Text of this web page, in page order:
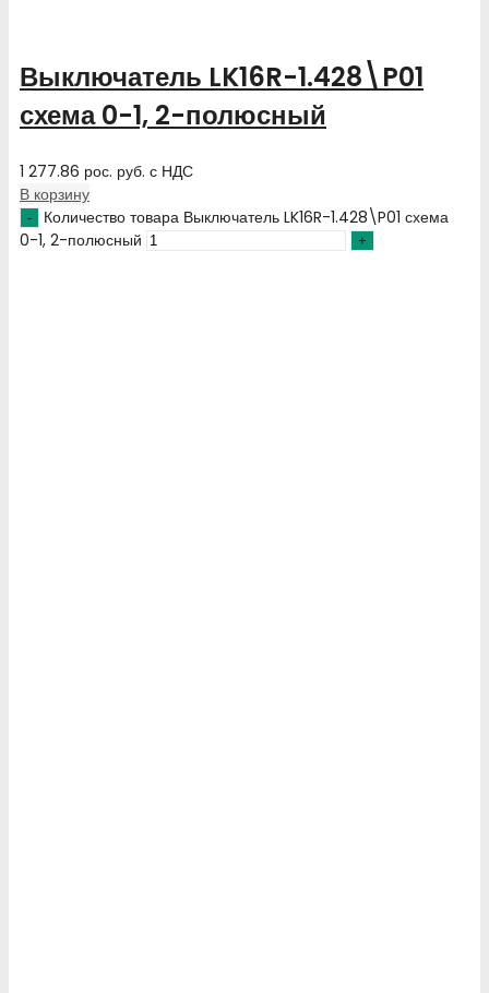
Выключатель LK16R-1.428\P01
схема 0-1, 2-полюсный
1 277.86 рос. руб. с НДС
В корзину
Количество товара Выключатель LK16R-1.428\P01 схема
0-1, 2-полюсный